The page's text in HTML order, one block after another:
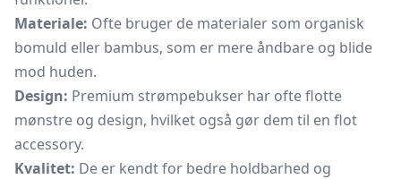
Materiale: Ofte bruger de materialer som organisk
bomuld eller bambus, som er mere åndbare og blide
mod huden.
Design: Premium strømpebukser har ofte flotte
mønstre og design, hvilket også gør dem til en flot
accessory.
Kvalitet: De er kendt for bedre holdbarhed og